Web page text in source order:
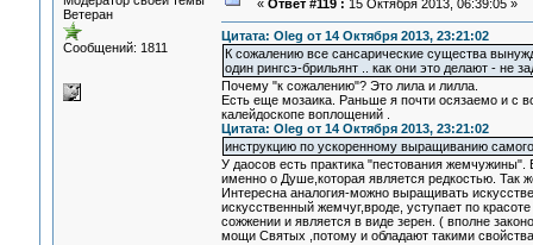
Ветеран
Сообщений: 1811
« Ответ #119 : 15 Октября 2013, 06:39:05 »
Цитата: Oleg от 14 Октября 2013, 23:21:02
К сожалению все сансарические существа
один рингсэ-брильянт .. как они это делают - не
Почему "к сожалению"? Это лила и лилла.
Есть еще мозаика. Раньше я почти осязаемо и с
калейдоскопе воплощений .
Цитата: Oleg от 14 Октября 2013, 23:21:02
инструкцию по ускоренному выращиванию самого
У даосов есть практика "пестования
именно о Душе,которая является редкостью. Так
Интересна аналогия-можно выращивать
искусственный жемчуг,вроде, уступает по
сожжении и является в виде зерен. ( вполне
мощи Святых ,потому и обладают такими